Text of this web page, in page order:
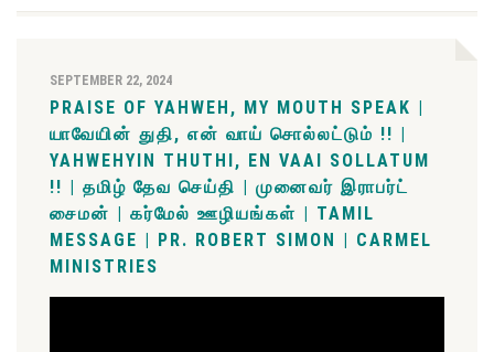
SEPTEMBER 22, 2024
PRAISE OF YAHWEH, MY MOUTH SPEAK |
யாவேயின் துதி, என் வாய் சொல்லட்டும் !! |
YAHWEHYIN THUTHI, EN VAAI SOLLATUM
!! | தமிழ் தேவ செய்தி | முனைவர் இராபர்ட்
சைமன் | கர்மேல் ஊழியங்கள் | TAMIL
MESSAGE | PR. ROBERT SIMON | CARMEL
MINISTRIES